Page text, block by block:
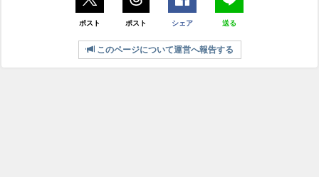
ポスト ポスト シェア 送る
このページについて運営へ報告する